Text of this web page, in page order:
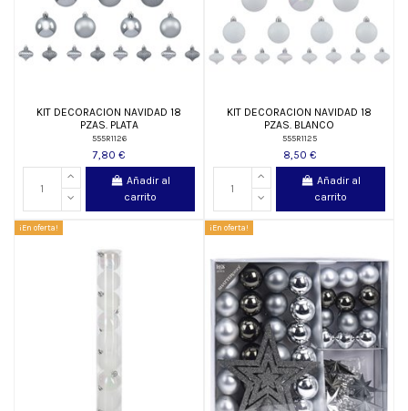
KIT DECORACION NAVIDAD 18
PZAS. PLATA
555R1126
7,80 €
Añadir al
carrito
KIT DECORACION NAVIDAD 18
PZAS. BLANCO
555R1125
8,50 €
Añadir al
carrito
¡En oferta! ¡En oferta!